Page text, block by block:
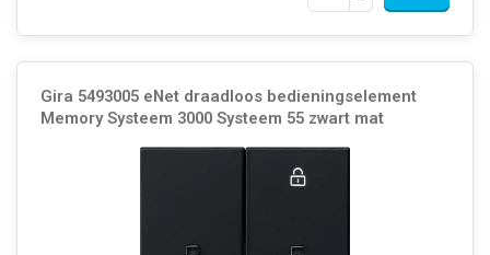
Gira 5493005 eNet draadloos bedieningselement
Memory Systeem 3000 Systeem 55 zwart mat